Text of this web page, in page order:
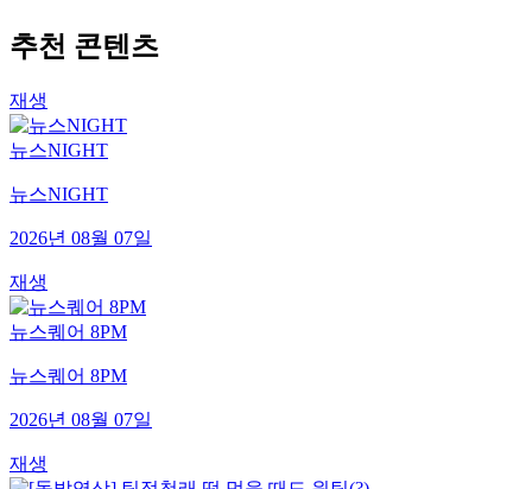
추천 콘텐츠
재생
뉴스NIGHT
뉴스NIGHT
2026년 08월 07일
재생
뉴스퀘어 8PM
뉴스퀘어 8PM
2026년 08월 07일
재생